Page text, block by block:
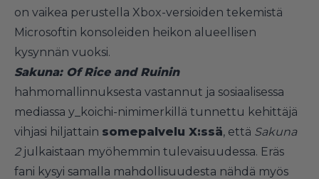
on vaikea perustella Xbox-versioiden tekemistä
Microsoftin konsoleiden heikon alueellisen
kysynnän vuoksi.
Sakuna: Of Rice and Ruinin
hahmomallinnuksesta vastannut ja sosiaalisessa
mediassa y_koichi-nimimerkillä tunnettu kehittäjä
vihjasi hiljattain somepalvelu X:ssä, että Sakuna
2 julkaistaan myöhemmin tulevaisuudessa. Eräs
fani kysyi samalla mahdollisuudesta nähdä myös